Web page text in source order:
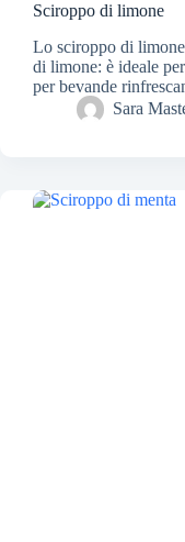
Sciroppo di limone
Lo sciroppo di
di limone: è ideale
per bevande
Sara